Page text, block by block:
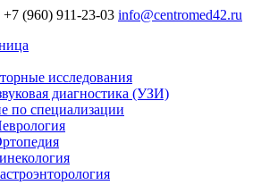
(960) 911-23-03 info@centromed42.ru
исследования
диагностика (УЗИ)
по специализации